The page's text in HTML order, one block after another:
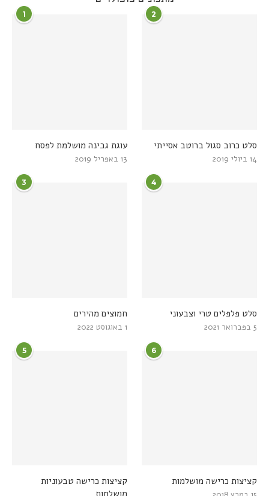
1
עוגת גבינה מושלמת לפסח
13 באפריל 2019
2
סלט כרוב סגול ברוטב אסייתי
14 ביולי 2019
3
חמוצים מהירים
1 באוגוסט 2022
4
סלט פלפלים טרי וצבעוני
5 בפברואר 2021
5
קציצות כרישה טבעוניות
6
קציצות כרישה מושלמות